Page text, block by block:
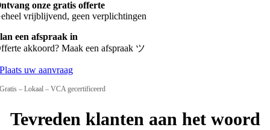
onze gratis offerte
vrijblijvend, geen verplichtingen
een afspraak in
akkoord? Maak een afspraak ツ
Plaats uw aanvraag
Gratis – Lokaal – VCA gecertificeerd
Tevreden klanten aan het woord